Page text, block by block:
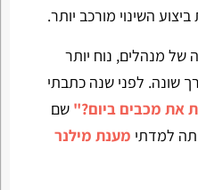
השינוי מורכב יותר.
של מנהלים, נוח יותר
שונה. לפני שנה כתבתי
את מכבים ביום?" שם
למדתי מענת מילנר